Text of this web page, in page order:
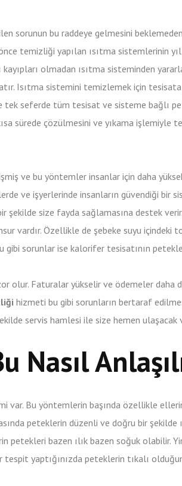
sorunun bu raddeye gelmesini
temizliği yapılan ısıtma sistemlerinin
olmadan ısıtma sisteminden
Isıtma sistemini temizlemek için
tek seferde tüm tesisat ve sisteme bağlı
sürede çözülmesini ve yıkama işlemiyle
ve bu yöntemler insanlar için daha
ve işyerlerinde insanların güvendiği bir
şekilde size fayda sağlamasına destek
vardır. Özellikle de şebeke suyu içindeki
gibi sorunlar ise kalorifer tesisatının
olur. Faturalar yükselir ve ödemeler daha
hizmeti bu gibi sorunların bertaraf
servis hamlesi ile size hemen ulaşacak
Nasıl
var. Bu yöntemlerin başında özellikle
peteklerin düzenli ve doğru bir şekilde
petekleri bazen ılık bazen soğuk olabilir.
tespit yaptığınızda peteklerin tıkalı